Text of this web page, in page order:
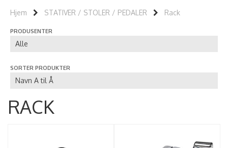
Hjem STATIVER / STOLER / PEDALER Rack
PRODUSENTER
SORTER PRODUKTER
RACK